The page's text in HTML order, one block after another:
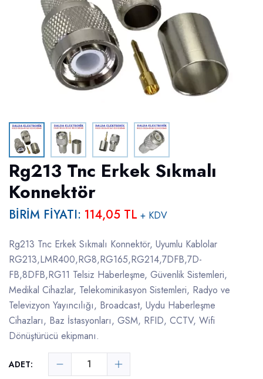
Rg213 Tnc Erkek Sıkmalı
Konnektör
BİRİM FİYATI: 114,05 TL + KDV
Rg213 Tnc Erkek Sıkmalı Konnektör, Uyumlu Kablolar
RG213,LMR400,RG8,RG165,RG214,7DFB,7D-
FB,8DFB,RG11 Telsiz Haberleşme, Güvenlik Sistemleri,
Medikal Cihazlar, Telekominikasyon Sistemleri, Radyo ve
Televizyon Yayıncılığı, Broadcast, Uydu Haberleşme
Cihazları, Baz İstasyonları, GSM, RFID, CCTV, Wifi
Dönüştürücü ekipmanı.
ADET: